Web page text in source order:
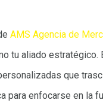
AMS Agencia de
tu aliado estratégico.
que
para enfocarse en la